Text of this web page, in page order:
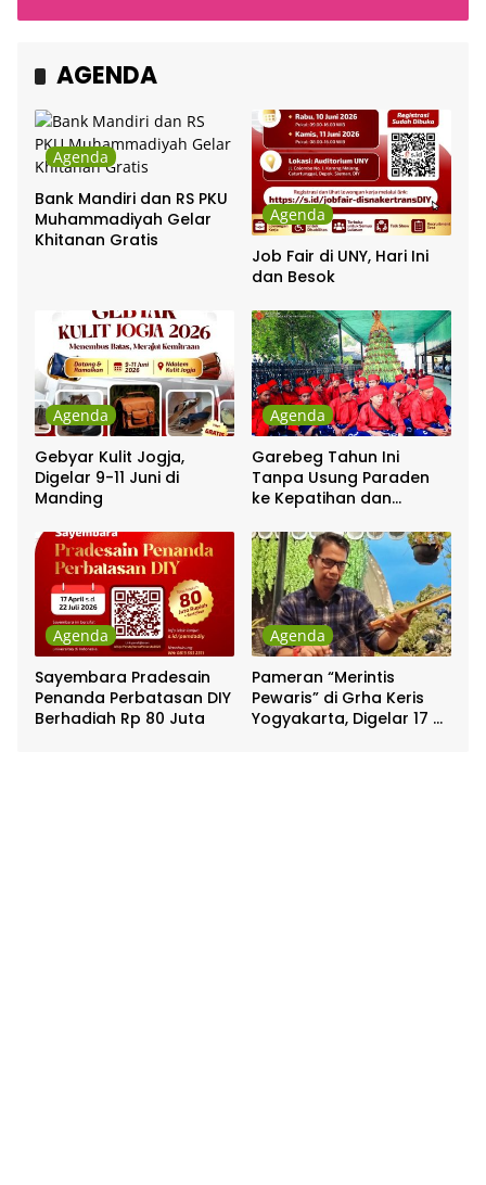
AGENDA
Agenda
Bank Mandiri dan RS PKU
Muhammadiyah Gelar
Khitanan Gratis
Agenda
Job Fair di UNY, Hari Ini
dan Besok
Agenda
Gebyar Kulit Jogja,
Digelar 9-11 Juni di
Manding
Agenda
Garebeg Tahun Ini
Tanpa Usung Paraden
ke Kepatihan dan
Agenda
Sayembara Pradesain
Penanda Perbatasan DIY
Berhadiah Rp 80 Juta
Agenda
Pameran “Merintis
Pewaris” di Grha Keris
Yogyakarta, Digelar 17 –